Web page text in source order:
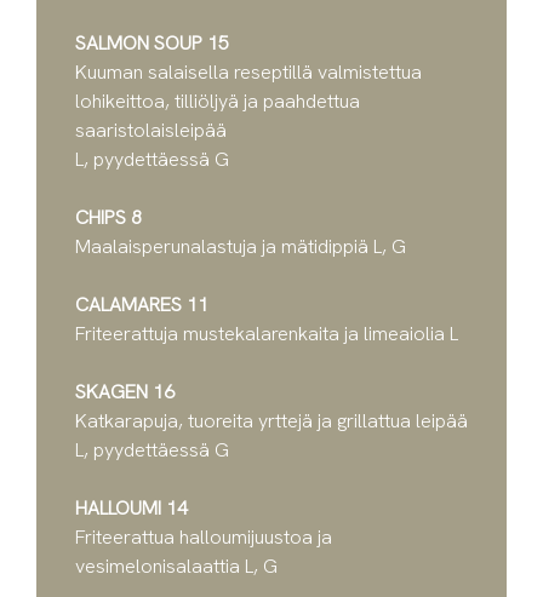
SALMON SOUP 15
Kuuman salaisella reseptillä valmistettua
lohikeittoa, tilliöljyä ja paahdettua
saaristolaisleipää
L, pyydettäessä G
CHIPS 8
Maalaisperunalastuja ja mätidippiä L, G
CALAMARES 11
Friteerattuja mustekalarenkaita ja limeaiolia L
SKAGEN 16
Katkarapuja, tuoreita yrttejä ja grillattua leipää
L, pyydettäessä G
HALLOUMI 14
Friteerattua halloumijuustoa ja
vesimelonisalaattia L, G